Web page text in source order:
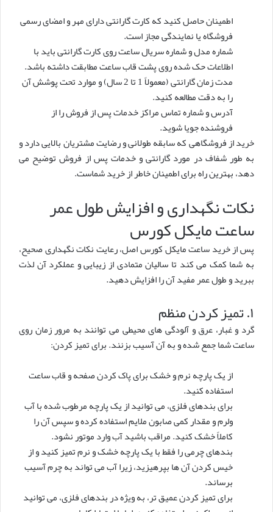
اطمینان حاصل کنید که کارت گارانتی دارای مهر و امضای رسمی
فروشگاه یا نمایندگی مجاز است.
شماره مدل و شماره سریال ساعت روی کارت گارانتی باید با
اطلاعات حک شده روی پشت قاب ساعت مطابقت داشته باشد.
مدت زمان گارانتی (معمولاً 1 تا 2 سال) و موارد تحت پوشش آن
را به دقت مطالعه کنید.
آدرس و شماره تماس مراکز خدمات پس از فروش را از
فروشنده جویا شوید.
خرید از فروشگاهی که سابقه طولانی و رضایت مشتریان بالایی دارد و
به طور شفاف در مورد گارانتی و خدمات پس از فروش توضیح می
دهد، بهترین راه برای اطمینان خاطر از خرید شماست.
نکات نگهداری و افزایش طول عمر
ساعت مایکل کورس
پس از خرید ساعت مایکل کورس اصل، رعایت نکات نگهداری صحیح،
به شما کمک می کند تا سالیان متمادی از زیبایی و عملکرد آن لذت
ببرید و طول عمر مفید آن را افزایش دهید.
۱. تمیز کردن منظم
گرد و غبار، عرق و آلودگی های محیطی می توانند به مرور زمان روی
ساعت شما جمع شده و به آن آسیب بزنند. برای تمیز کردن:
از یک پارچه نرم و خشک برای پاک کردن صفحه و قاب ساعت
استفاده کنید.
برای بندهای فلزی، می توانید از یک پارچه مرطوب شده با آب
ولرم و مقدار کمی صابون ملایم استفاده کرده و سپس آن را
کاملاً خشک کنید. مراقب باشید آب وارد موتور نشود.
بندهای چرمی را فقط با یک پارچه خشک و نرم تمیز کنید و از
خیس کردن آن ها بپرهیزید، زیرا آب می تواند به چرم آسیب
برساند.
برای تمیز کردن عمیق تر، به ویژه در بندهای فلزی، می توانید